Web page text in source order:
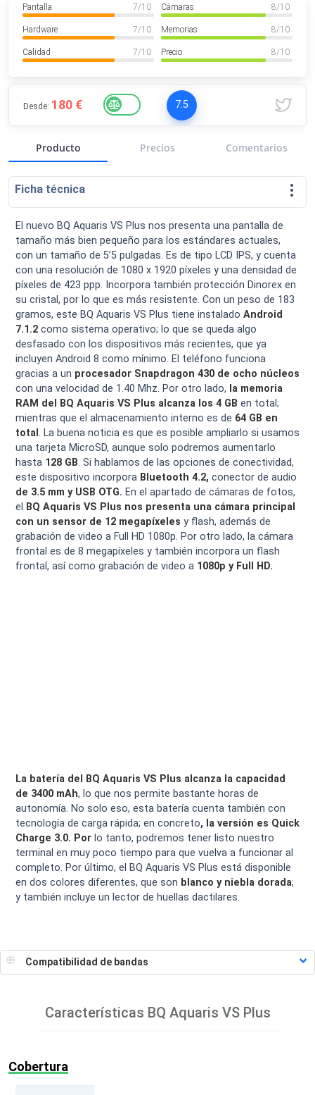
Luchinen
Uruguay
Hola me gustaría saber Si el celula...
VER MÁS
Pantalla 7/ 10 Cámaras 8/ 10
Hardware 7/ 10 Memorias 8/ 10
Calidad 7/ 10 Precio 8/ 10
Desde: 180 € 7.5
Producto Precios Comentarios
Ficha técnica
El nuevo BQ Aquaris VS Plus nos presenta una pantalla de
tamaño más bien pequeño para los estándares actuales,
con un tamaño de 5’5 pulgadas. Es de tipo LCD IPS, y cuenta
con una resolución de 1080 x 1920 píxeles y una densidad de
píxeles de 423 ppp. Incorpora también protección Dinorex en
su cristal, por lo que es más resistente. Con un peso de 183
gramos, este BQ Aquaris VS Plus tiene instalado Android
7.1.2 como sistema operativo; lo que se queda algo
desfasado con los dispositivos más recientes, que ya
incluyen Android 8 como mínimo. El teléfono funciona
gracias a un procesador Snapdragon 430 de ocho núcleos
con una velocidad de 1.40 Mhz. Por otro lado, la memoria
RAM del BQ Aquaris VS Plus alcanza los 4 GB en total;
mientras que el almacenamiento interno es de 64 GB en
total . La buena noticia es que es posible ampliarlo si usamos
una tarjeta MicroSD, aunque solo podremos aumentarlo
hasta 128 GB. Si hablamos de las opciones de conectividad,
este dispositivo incorpora Bluetooth 4.2, conector de audio
de 3.5 mm y USB OTG. En el apartado de cámaras de fotos,
el
BQ Aquaris VS Plus nos presenta una cámara principal
con un sensor de 12 megapíxeles y flash, además de
grabación de video a Full HD 1080p. Por otro lado, la cámara
frontal es de 8 megapíxeles y también incorpora un flash
frontal, así como grabación de video a 1080p y Full HD.
La batería del BQ Aquaris VS Plus alcanza la capacidad
de 3400 mAh, lo que nos permite bastante horas de
autonomía. No solo eso, esta batería cuenta también con
tecnología de carga rápida; en concreto, la versión es Quick
Charge 3.0. Por lo tanto, podremos tener listo nuestro
terminal en muy poco tiempo para que vuelva a funcionar al
completo. Por último, el BQ Aquaris VS Plus está disponible
en dos colores diferentes, que son blanco y niebla dorada;
y también incluye un lector de huellas dactilares.
Características BQ Aquaris VS Plus
Cobertura
Descargas Comparativas
Operadores Eventos Comparador